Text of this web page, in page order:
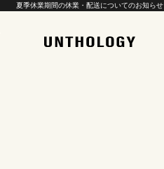
夏季休業期間の休業・配送についてのお知らせ
UNTHOLOGY